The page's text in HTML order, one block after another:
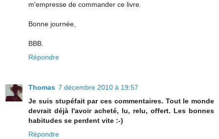
m'empresse de commander ce livre.
Bonne journée,
BBB.
Répondre
Thomas 7 décembre 2010 à 19:57
Je suis stupéfait par ces commentaires. Tout le monde
devrait déjà l'avoir acheté, lu, relu, offert. Les bonnes
habitudes se perdent vite :-)
Répondre